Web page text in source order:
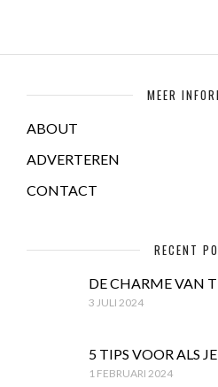
MEER
ABOUT
ADVERTEREN
CONTACT
RECENT
DE CHARME VAN
3 JULI 2024
5 TIPS VOOR ALS
1 FEBRUARI 2024